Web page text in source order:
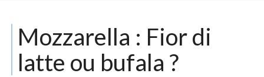
Mozzarella : Fior di
latte ou bufala ?